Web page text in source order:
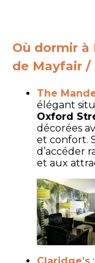
Où dormir à
de Mayfair /
The
élégant
Oxford
décorées
et confort.
d’accéder
et aux